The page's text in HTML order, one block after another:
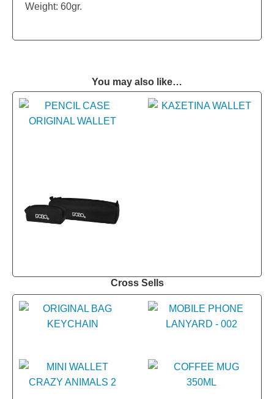
Weight: 60gr.
You may also like…
Cross Sells